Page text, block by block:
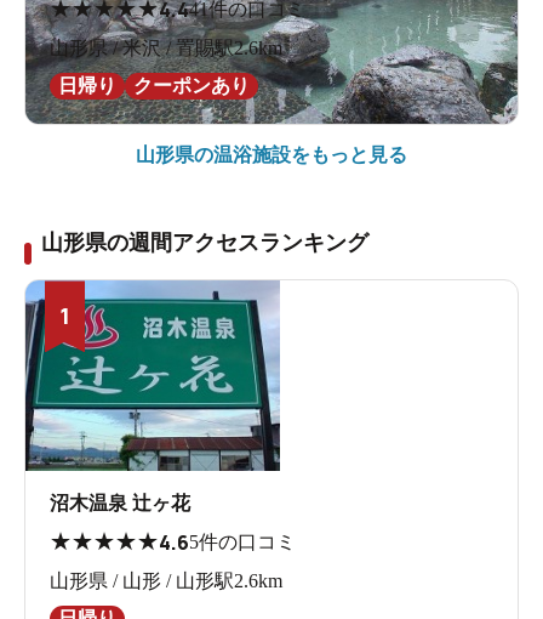
★★★★★4.441件の口コミ
山形県 / 米沢 / 置賜駅2.6km
日帰り
クーポンあり
山形県の温浴施設をもっと見る
山形県の週間アクセスランキング
1
沼木温泉 辻ヶ花
★★★★★4.65件の口コミ
山形県 / 山形 / 山形駅2.6km